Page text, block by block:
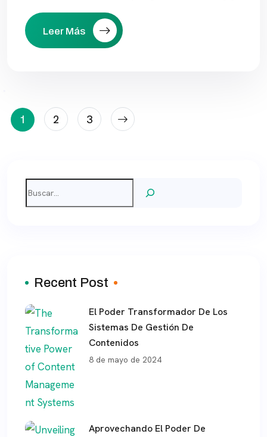
Leer Más
Paginación
1 2 3
Buscar
Recent Post
El Poder Transformador De Los
Sistemas De Gestión De
Contenidos
8 de mayo de 2024
Aprovechando El Poder De